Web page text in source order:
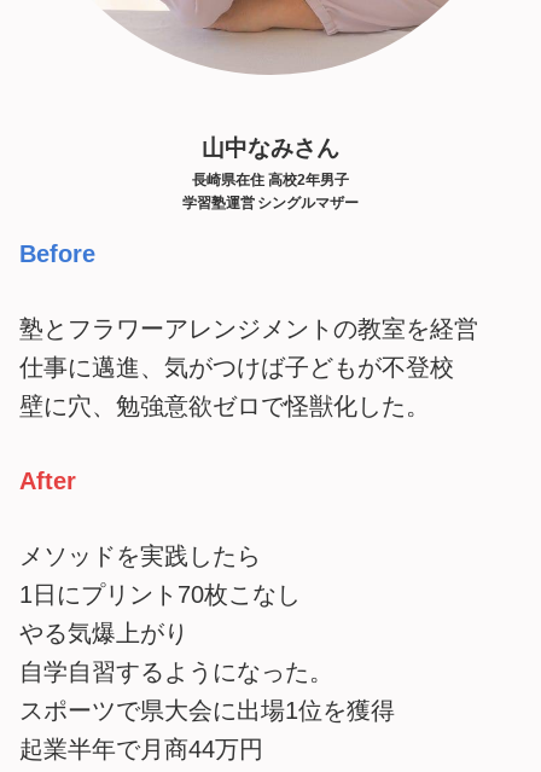
山中なみさん
長崎県在住 高校2年男子
学習塾運営 シングルマザー
Before
塾とフラワーアレンジメントの教室を経営
仕事に邁進、気がつけば子どもが不登校
壁に穴、勉強意欲ゼロで怪獣化した。
After
メソッドを実践したら
1日にプリント70枚こなし
やる気爆上がり
自学自習するようになった。
スポーツで県大会に出場1位を獲得
起業半年で月商44万円